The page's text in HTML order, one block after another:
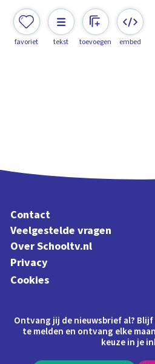
favoriet tekst toevoegen embed
Contact
Veelgestelde vragen
Over Schooltv.nl
Privacy
Cookies
Ontvang jij de nieuwsbrief al?
te melden en ontvang elke
keuze in je